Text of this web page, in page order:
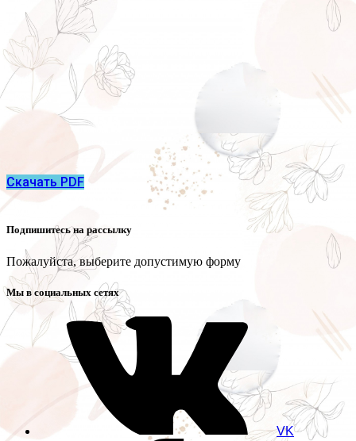
Скачать PDF
Подпишитесь на рассылку
Пожалуйста, выберите допустимую форму
Мы в социальных сетях
VK